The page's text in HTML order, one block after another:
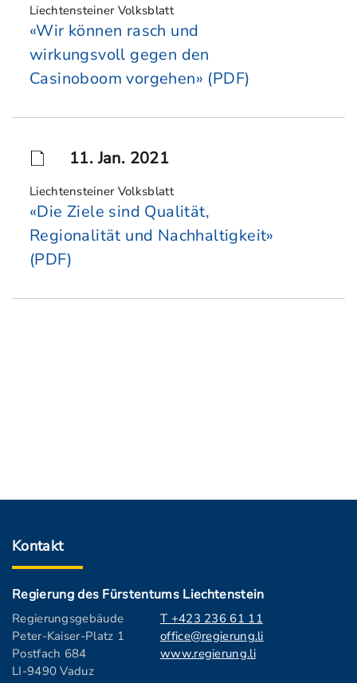
«Wir können rasch und
wirkungsvoll gegen den
Casinoboom vorgehen» (PDF)
Liechtensteiner Volksblatt
«Die Ziele sind Qualität,
Regionalität und Nachhaltigkeit»
(PDF)
Liechtensteiner Volksblatt
11. Jan. 2021
Kontakt
Regierung des Fürstentums Liechtenstein
Regierungsgebäude
Peter-Kaiser-Platz 1
Postfach 684
LI-9490 Vaduz
T +423 236 61 11
office@regierung.li
www.regierung.li